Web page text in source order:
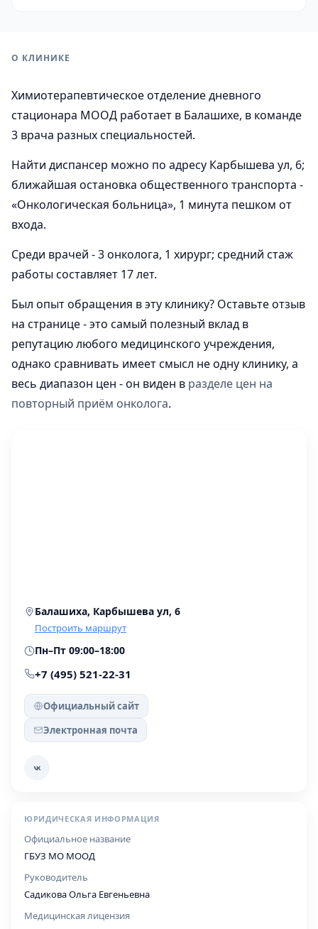
О КЛИНИКЕ
Химиотерапевтическое отделение дневного
стационара МООД работает в Балашихе, в команде
3 врача разных специальностей.
Найти диспансер можно по адресу Карбышева ул, 6;
ближайшая остановка общественного транспорта -
«Онкологическая больница», 1 минута пешком от
входа.
Среди врачей - 3 онколога, 1 хирург; средний стаж
работы составляет 17 лет.
Был опыт обращения в эту клинику? Оставьте отзыв
на странице - это самый полезный вклад в
репутацию любого медицинского учреждения,
однако сравнивать имеет смысл не одну клинику, а
весь диапазон цен - он виден в разделе цен на
повторный приём онколога.
Балашиха, Карбышева ул, 6
Построить маршрут
Пн–Пт 09:00–18:00
+7 (495) 521-22-31
Официальный сайт
Электронная почта
ЮРИДИЧЕСКАЯ ИНФОРМАЦИЯ
Официальное название
ГБУЗ МО МООД
Руководитель
Садикова Ольга Евгеньевна
Медицинская лицензия